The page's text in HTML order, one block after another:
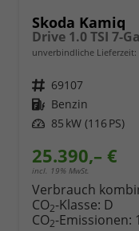
Skoda Kamiq
Drive 1.0 TSI 7-
unverbindliche Lieferzeit:
Fahrzeugnr. 69107
Kraftstoff Benzin
Leistung 85 kW (116 PS)
25.390,– €
incl. 19% MwSt.
Verbrauch
CO2-Klasse: D
CO2-Emissionen: